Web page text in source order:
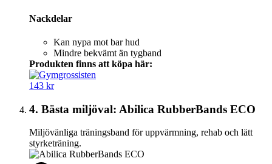
Nackdelar
Kan nypa mot bar hud
Mindre bekvämt än tygband
Produkten finns att köpa här:
143 kr
4. Bästa miljöval: Abilica RubberBands ECO
Miljövänliga träningsband för uppvärmning, rehab och lätt
styrketräning.